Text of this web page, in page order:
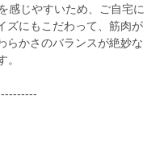
感じやすいため、ご自宅に
ズにもこだわって、筋肉が
らかさのバランスが絶妙な